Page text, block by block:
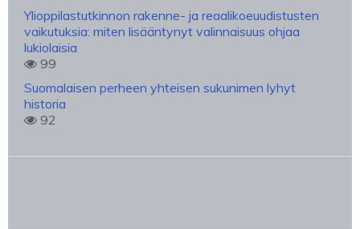
Ylioppilastutkinnon rakenne- ja reaalikoeuudistusten
vaikutuksia: miten lisääntynyt valinnaisuus ohjaa
lukiolaisia
99
Suomalaisen perheen yhteisen sukunimen lyhyt
historia
92